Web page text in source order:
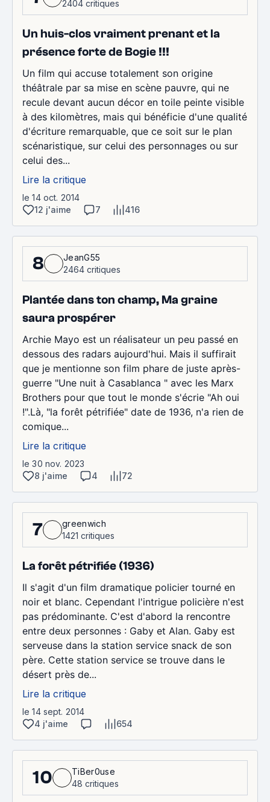
2404 critiques
Un huis-clos vraiment prenant et la
présence forte de Bogie !!!
Un film qui accuse totalement son origine
théâtrale par sa mise en scène pauvre, qui ne
recule devant aucun décor en toile peinte visible
à des kilomètres, mais qui bénéficie d'une qualité
d'écriture remarquable, que ce soit sur le plan
scénaristique, sur celui des personnages ou sur
celui des...
Lire la critique
le 14 oct. 2014
12 j'aime
7 416
8
JeanG55
2464 critiques
Plantée dans ton champ, Ma graine
saura prospérer
Archie Mayo est un réalisateur un peu passé en
dessous des radars aujourd'hui. Mais il suffirait
que je mentionne son film phare de juste après-
guerre "Une nuit à Casablanca " avec les Marx
Brothers pour que tout le monde s'écrie "Ah oui
!".Là, "la forêt pétrifiée" date de 1936, n'a rien de
comique...
Lire la critique
le 30 nov. 2023
8 j'aime
4 72
7
greenwich
1421 critiques
La forêt pétrifiée (1936)
Il s'agit d'un film dramatique policier tourné en
noir et blanc. Cependant l'intrigue policière n'est
pas prédominante. C'est d'abord la rencontre
entre deux personnes : Gaby et Alan. Gaby est
serveuse dans la station service snack de son
père. Cette station service se trouve dans le
désert près de...
Lire la critique
le 14 sept. 2014
4 j'aime
654
10
TiBer0use
48 critiques